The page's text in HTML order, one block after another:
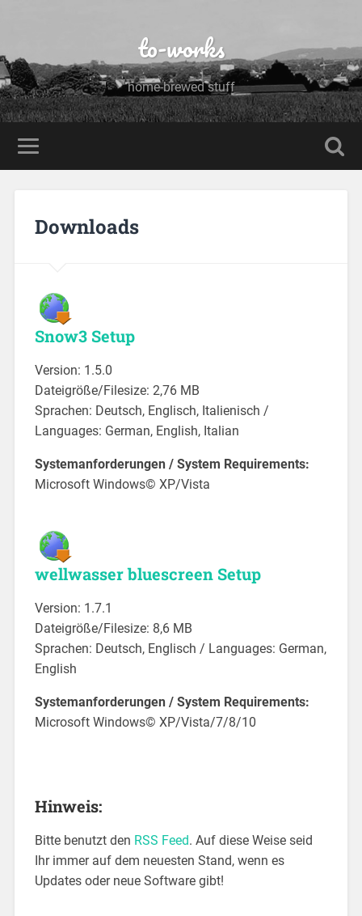
to-works
home-brewed stuff
Downloads
Snow3 Setup
Version: 1.5.0
Dateigröße/Filesize: 2,76 MB
Sprachen: Deutsch, Englisch, Italienisch /
Languages: German, English, Italian
Systemanforderungen / System Requirements:
Microsoft Windows© XP/Vista
wellwasser bluescreen Setup
Version: 1.7.1
Dateigröße/Filesize: 8,6 MB
Sprachen: Deutsch, Englisch / Languages: German,
English
Systemanforderungen / System Requirements:
Microsoft Windows© XP/Vista/7/8/10
Hinweis:
Bitte benutzt den RSS Feed. Auf diese Weise seid
Ihr immer auf dem neuesten Stand, wenn es
Updates oder neue Software gibt!